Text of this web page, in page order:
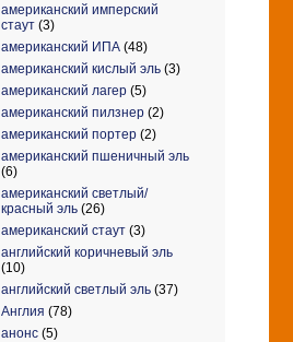
американский имперский
стаут (3)
американский ИПА (48)
американский кислый эль (3)
американский лагер (5)
американский пилзнер (2)
американский портер (2)
американский пшеничный эль
(6)
американский светлый/
красный эль (26)
американский стаут (3)
английский коричневый эль
(10)
английский светлый эль (37)
Англия (78)
анонс (5)